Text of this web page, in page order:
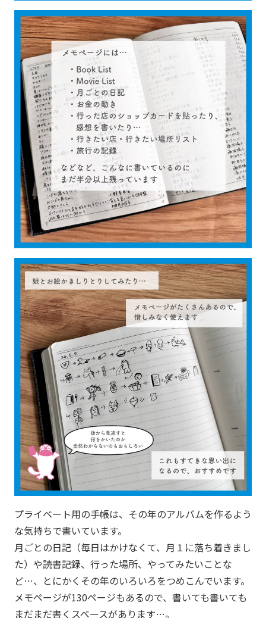
プライベート用の手帳は、その年のアルバムを作るよう
な気持ちで書いています。
月ごとの日記（毎日はかけなくて、月１に落ち着きまし
た）や読書記録、行った場所、やってみたいことな
ど…、とにかくその年のいろいろをつめこんでいます。
メモページが130ページもあるので、書いても書いても
まだまだ書くスペースがあります…。